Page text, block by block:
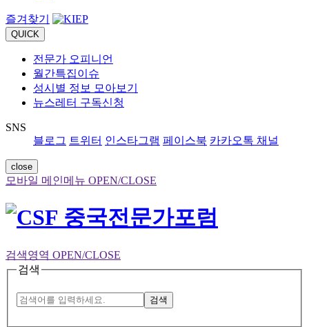
즐겨찾기
QUICK
전문가 오피니언
월간특집이슈
성시별 정보 모아보기
뉴스레터 구독신청
SNS
블로그 트위터 인스타그램 페이스북 카카오톡 채널
close
모바일 메인메뉴 OPEN/CLOSE
검색영역 OPEN/CLOSE
검색
검색